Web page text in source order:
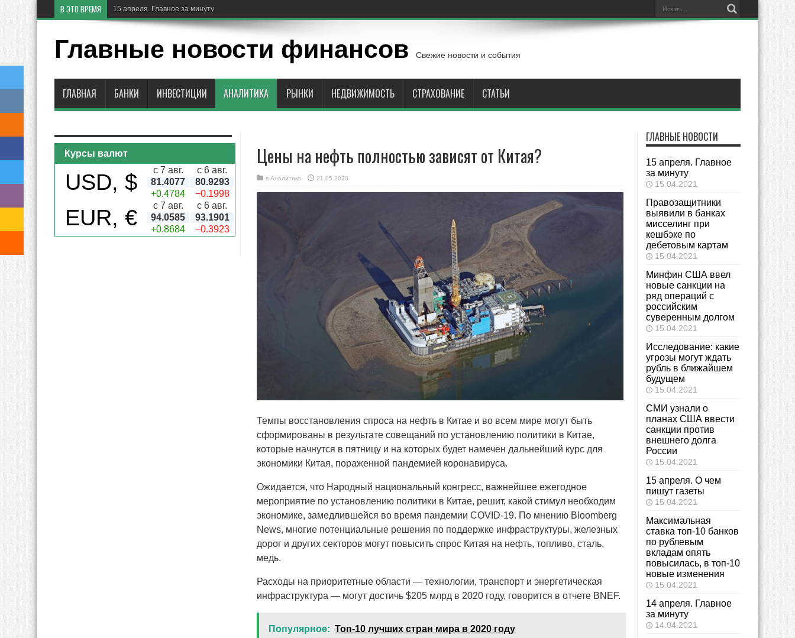
В ЭТО ВРЕМЯ 15 апреля. Главное за минуту
Главные новости финансов Свежие новости и события
ГЛАВНАЯ БАНКИ ИНВЕСТИЦИИ АНАЛИТИКА РЫНКИ НЕДВИЖИМОСТЬ СТРАХОВАНИЕ СТАТЬИ
Цены на нефть полностью зависят от Китая?
в Аналитика 21.05.2020
Темпы восстановления спроса на нефть в Китае и во всем мире могут быть
сформированы в результате совещаний по установлению политики в Китае,
которые начнутся в пятницу и на которых будет намечен дальнейший курс для
экономики Китая, пораженной пандемией коронавируса.
Ожидается, что Народный национальный конгресс, важнейшее ежегодное
мероприятие по установлению политики в Китае, решит, какой стимул необходим
экономике, замедлившейся во время пандемии COVID-19. По мнению Bloomberg
News, многие потенциальные решения по поддержке инфраструктуры, железных
дорог и других секторов могут повысить спрос Китая на нефть, топливо, сталь,
медь.
Расходы на приоритетные области — технологии, транспорт и энергетическая
инфраструктура — могут достичь $205 млрд в 2020 году, говорится в отчете BNEF.
Популярное: Топ-10 лучших стран мира в 2020 году
ГЛАВНЫЕ НОВОСТИ
15 апреля. Главное
за минуту
15.04.2021
Правозащитники
выявили в банках
мисселинг при
кешбэке по
дебетовым картам
15.04.2021
Минфин США ввел
новые санкции на
ряд операций с
российским
суверенным долгом
15.04.2021
Исследование: какие
угрозы могут ждать
рубль в ближайшем
будущем ​
15.04.2021
СМИ узнали о
планах США ввести
санкции против
внешнего долга
России
15.04.2021
15 апреля. О чем
пишут газеты
15.04.2021
Максимальная
ставка топ-10 банков
по рублевым
вкладам опять
повысилась, в топ-10
новые изменения
15.04.2021
14 апреля. Главное
за минуту
14.04.2021
Курсы валют
USD, $ с 7 авг.
с 6 авг.
81.4077
80.9293
+0.4784
−0.1998
EUR, € с 7 авг.
с 6 авг.
94.0585
93.1901
+0.8684
−0.3923